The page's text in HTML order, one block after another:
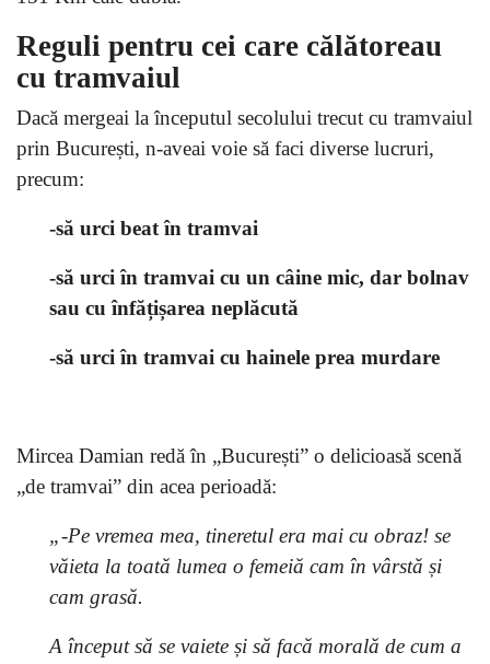
Reguli pentru cei care călătoreau
cu tramvaiul
Dacă mergeai la începutul secolului trecut cu tramvaiul
prin București, n-aveai voie să faci diverse lucruri,
precum:
-să urci beat în tramvai
-să urci în tramvai cu un câine mic, dar bolnav
sau cu înfățișarea neplăcută
-să urci în tramvai cu hainele prea murdare
Mircea Damian redă în „București” o delicioasă scenă
„de tramvai” din acea perioadă:
„-Pe vremea mea, tineretul era mai cu obraz! se
văieta la toată lumea o femeiă cam în vârstă și
cam grasă.
A început să se vaiete și să facă morală de cum a